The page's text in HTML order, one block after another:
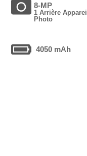
8-MP
1 Arrière Appareil
Photo
4050 mAh